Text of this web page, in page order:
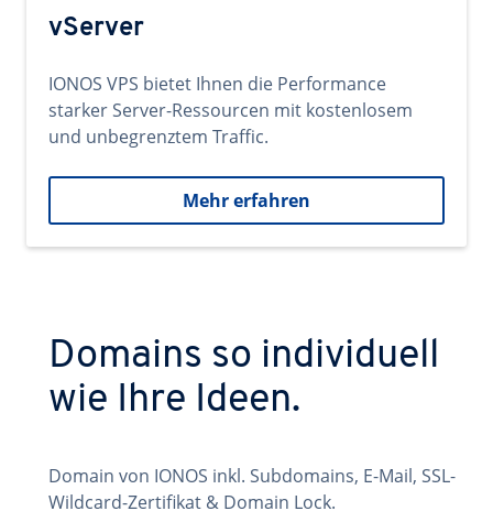
vServer
IONOS VPS bietet Ihnen die Performance
starker Server-Ressourcen mit kostenlosem
und unbegrenztem Traffic.
Mehr erfahren
Domains so individuell
wie Ihre Ideen.
Domain von IONOS inkl. Subdomains, E-Mail, SSL-
Wildcard-Zertifikat & Domain Lock.